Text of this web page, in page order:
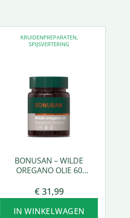
KRUIDENPREPARATEN,
SPIJSVERTERING
BONUSAN – WILDE
OREGANO OLIE 60
€31,99
IN WINKELWAGEN